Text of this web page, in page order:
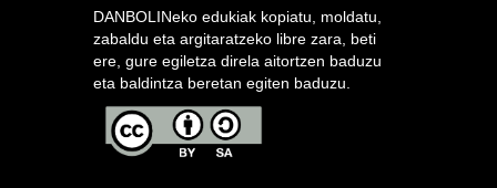
DANBOLINeko edukiak kopiatu, moldatu,
zabaldu eta argitaratzeko libre zara, beti
ere, gure egiletza direla aitortzen baduzu
eta baldintza beretan egiten baduzu.